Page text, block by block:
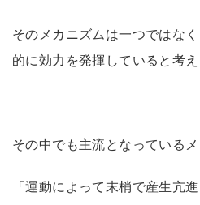
そのメカニズムは一つではな
的に効力を発揮していると考え
その中でも主流となっているメ
「運動によって末梢で産生亢